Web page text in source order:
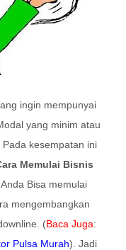
ingin mempunyai
yang minim atau
kesempatan ini
Memulai Bisnis
Anda Bisa memulai
mengembangkan
(Baca Juga:
Pulsa Murah). Jadi